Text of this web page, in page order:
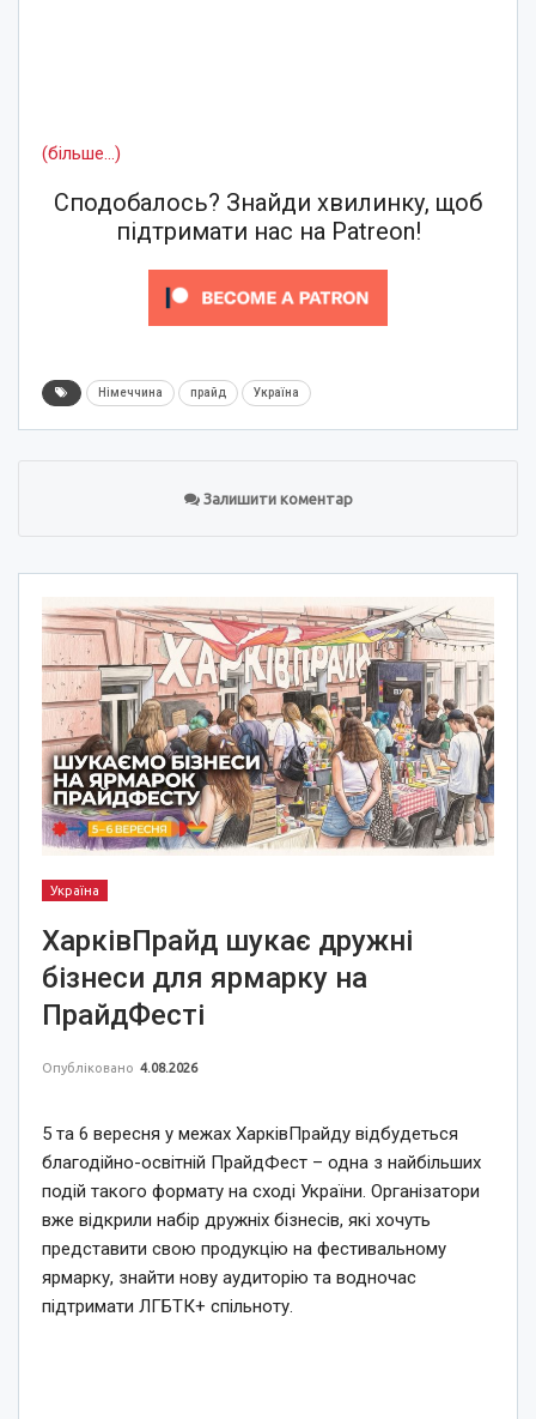
(більше…)
Сподобалось? Знайди хвилинку, щоб
підтримати нас на Patreon!
Німеччина прайд Україна
Залишити коментар
Україна
ХарківПрайд шукає дружні
бізнеси для ярмарку на
ПрайдФесті
Опубліковано 4.08.2026
5 та 6 вересня у межах ХарківПрайду відбудеться
благодійно-освітній ПрайдФест – одна з найбільших
подій такого формату на сході України. Організатори
вже відкрили набір дружніх бізнесів, які хочуть
представити свою продукцію на фестивальному
ярмарку, знайти нову аудиторію та водночас
підтримати ЛГБТК+ спільноту.